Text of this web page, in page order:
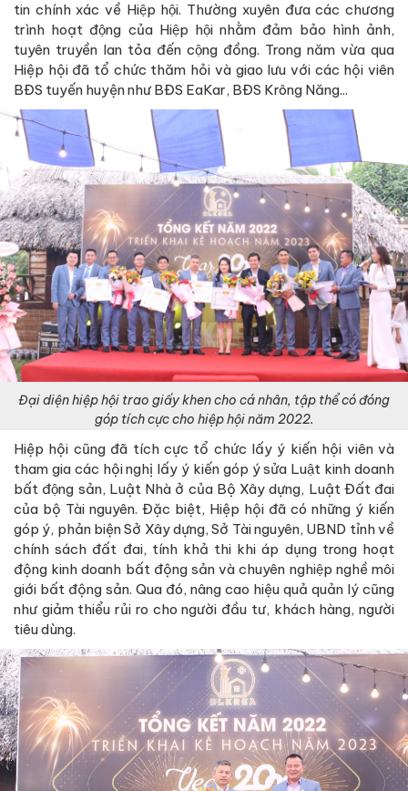
tin chính xác về Hiệp hội. Thường xuyên đưa các chương
trình hoạt động của Hiệp hội nhằm đảm bảo hình ảnh,
tuyên truyền lan tỏa đến cộng đồng. Trong năm vừa qua
Hiệp hội đã tổ chức thăm hỏi và giao lưu với các hội viên
BĐS tuyến huyện như BĐS EaKar, BĐS Krông Năng...
Đại diện hiệp hội trao giấy khen cho cá nhân, tập thể có đóng
góp tích cực cho hiệp hội năm 2022.
Hiệp hội cũng đã tích cực tổ chức lấy ý kiến hội viên và
tham gia các hội nghị lấy ý kiến góp ý sửa Luật kinh doanh
bất động sản, Luật Nhà ở của Bộ Xây dựng, Luật Đất đai
của bộ Tài nguyên. Đặc biệt, Hiệp hội đã có những ý kiến
góp ý, phản biện Sở Xây dựng, Sở Tài nguyên, UBND tỉnh về
chính sách đất đai, tính khả thi khi áp dụng trong hoạt
động kinh doanh bất động sản và chuyên nghiệp nghề môi
giới bất động sản. Qua đó, nâng cao hiệu quả quản lý cũng
như giảm thiểu rủi ro cho người đầu tư, khách hàng, người
tiêu dùng.